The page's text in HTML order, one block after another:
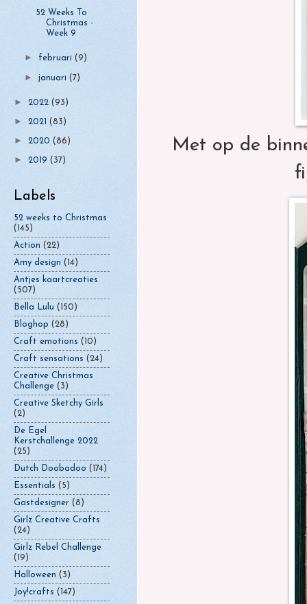
Met op de
52 Weeks To
Christmas -
Week 9
► februari(9)
►januari(7)
► 2022 (93)
► 2021 (83)
► 2020 (86)
► 2019 (37)
Labels
52 weeks to Christmas
(145)
Action (22)
Amy design (14)
Antjes kaartcreaties
(507)
Bella Lulu (150)
Bloghop (28)
Craft emotions (10)
Craft sensations (24)
Creative Christmas
Challenge (3)
Creative Sketchy Girls
(2)
De Egel
Kerstchallenge 2022
(25)
Dutch Doobadoo (174)
Essentials (5)
Gastdesigner (8)
Girlz Creative Crafts
(24)
Girlz Rebel Challenge
(19)
Halloween (3)
Joy!crafts (147)